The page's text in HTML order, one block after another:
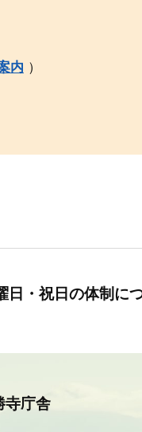
内 ）
日・祝日の体制に
寺庁舎